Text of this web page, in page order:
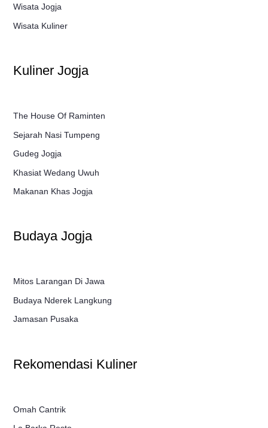
Wisata Jogja
Wisata Kuliner
Kuliner Jogja
The House Of Raminten
Sejarah Nasi Tumpeng
Gudeg Jogja
Khasiat Wedang Uwuh
Makanan Khas Jogja
Budaya Jogja
Mitos Larangan Di Jawa
Budaya Nderek Langkung
Jamasan Pusaka
Rekomendasi Kuliner
Omah Cantrik